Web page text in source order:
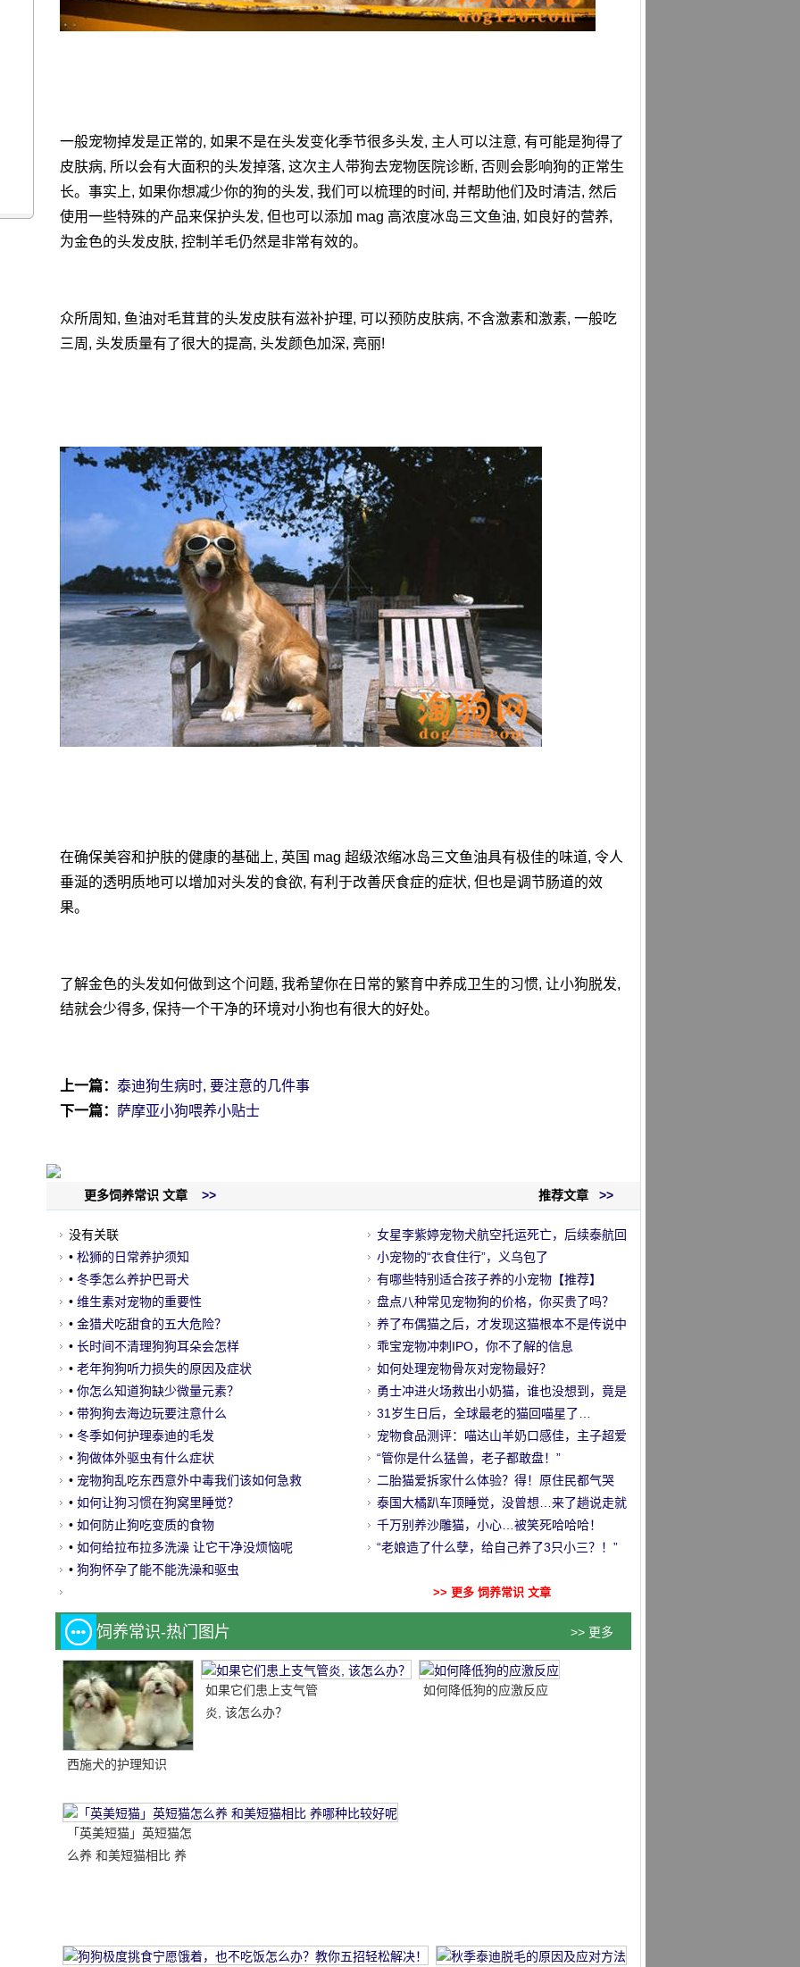
一般宠物掉发是正常的, 如果不是在头发变化季节很多头发, 主人可以注意, 有可能是狗得了
皮肤病, 所以会有大面积的头发掉落, 这次主人带狗去宠物医院诊断, 否则会影响狗的正常生
长。事实上, 如果你想减少你的狗的头发, 我们可以梳理的时间, 并帮助他们及时清洁, 然后
使用一些特殊的产品来保护头发, 但也可以添加 mag 高浓度冰岛三文鱼油, 如良好的营养,
为金色的头发皮肤, 控制羊毛仍然是非常有效的。
众所周知, 鱼油对毛茸茸的头发皮肤有滋补护理, 可以预防皮肤病, 不含激素和激素, 一般吃
三周, 头发质量有了很大的提高, 头发颜色加深, 亮丽!
在确保美容和护肤的健康的基础上, 英国 mag 超级浓缩冰岛三文鱼油具有极佳的味道, 令人
垂涎的透明质地可以增加对头发的食欲, 有利于改善厌食症的症状, 但也是调节肠道的效
果。
了解金色的头发如何做到这个问题, 我希望你在日常的繁育中养成卫生的习惯, 让小狗脱发,
结就会少得多, 保持一个干净的环境对小狗也有很大的好处。
上一篇： 泰迪狗生病时, 要注意的几件事
下一篇： 萨摩亚小狗喂养小贴士
推荐文章 >>
更多饲养常识 文章 >>
女星李紫婷宠物犬航空托运死亡，后续泰航回
应
小宠物的“衣食住行”，义乌包了
有哪些特别适合孩子养的小宠物【推荐】
盘点八种常见宠物狗的价格，你买贵了吗？
养了布偶猫之后，才发现这猫根本不是传说中
的那么回事
乖宝宠物冲刺IPO，你不了解的信息
如何处理宠物骨灰对宠物最好？
勇士冲进火场救出小奶猫，谁也没想到，竟是
它…
31岁生日后，全球最老的猫回喵星了…
宠物食品测评：喵达山羊奶口感佳，主子超爱
喝！
“管你是什么猛兽，老子都敢盘！”
二胎猫爱拆家什么体验？得！原住民都气哭
了…
泰国大橘趴车顶睡觉，没曾想…来了趟说走就
走的旅行哈哈哈！
千万别养沙雕猫，小心…被笑死哈哈哈！
“老娘造了什么孽，给自己养了3只小三？！”
没有关联
• 松狮的日常养护须知
• 冬季怎么养护巴哥犬
• 维生素对宠物的重要性
• 金猎犬吃甜食的五大危险？
• 长时间不清理狗狗耳朵会怎样
• 老年狗狗听力损失的原因及症状
• 你怎么知道狗缺少微量元素？
• 带狗狗去海边玩要注意什么
• 冬季如何护理泰迪的毛发
• 狗做体外驱虫有什么症状
• 宠物狗乱吃东西意外中毒我们该如何急救
• 如何让狗习惯在狗窝里睡觉？
• 如何防止狗吃变质的食物
• 如何给拉布拉多洗澡 让它干净没烦恼呢
• 狗狗怀孕了能不能洗澡和驱虫
>> 更多 饲养常识 文章
饲养常识-热门图片 >> 更多
西施犬的护理知识
如果它们患上支气管
炎, 该怎么办？
如何降低狗的应激反应
「英美短猫」英短猫怎
么养 和美短猫相比 养